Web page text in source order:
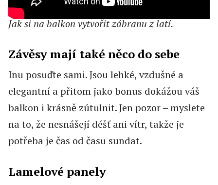
Jak si na balkon vytvořit zábranu z latí.
Závěsy mají také něco do sebe
Inu posuďte sami. Jsou lehké, vzdušné a
elegantní a přitom jako bonus dokážou váš
balkon i krásně zútulnit. Jen pozor – myslete
na to, že nesnášejí déšť ani vítr, takže je
potřeba je čas od času sundat.
Lamelové panely